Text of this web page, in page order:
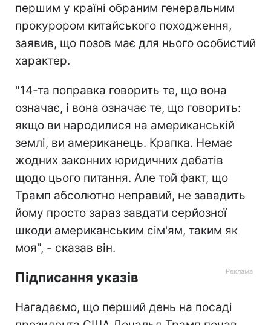
першим у країні обраним генеральним
прокурором китайського походження,
заявив, що позов має для нього особистий
характер.
"14-та поправка говорить те, що вона
означає, і вона означає те, що говорить:
якщо ви народилися на американській
землі, ви американець. Крапка. Немає
жодних законних юридичних дебатів
щодо цього питання. Але той факт, що
Трамп абсолютно неправий, не завадить
йому просто зараз завдати серйозної
шкоди американським сім'ям, таким як
моя", - сказав він.
Підписання указів
Нагадаємо, що перший день на посаді